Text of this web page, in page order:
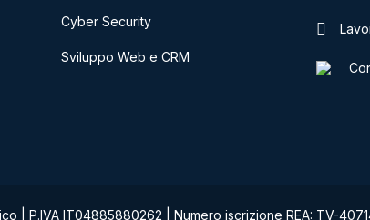
Cyber Security
Sviluppo Web e CRM
| P.IVA IT04885880262 | Numero iscrizione REA: TV-